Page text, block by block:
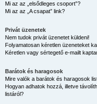
Mi az az „elsődleges csoport”?
Mi az az „A csapat” link?
Privát üzenetek
Nem tudok privát üzenetet küldeni!
Folyamatosan kéretlen üzeneteket
Kéretlen vagy sértegető e-mailt
Barátok és haragosok
Mire valók a barátok és haragosok
Hogyan adhatok hozzá, illetve
listáról?